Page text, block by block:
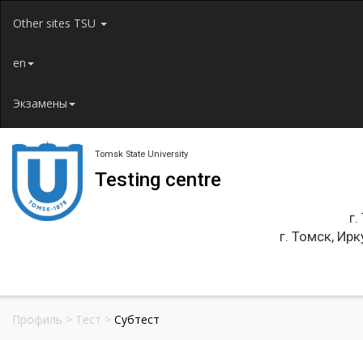
Other sites TSU
en
Экзамены
Tomsk State University
Testing centre
г. Томск,
Профиль > Тест > Субтест